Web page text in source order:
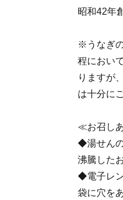
昭和42年
※うなぎ
程におい
りますが
は十分に
≪お召し
◆湯せん
沸騰した
◆電子レ
袋に穴を